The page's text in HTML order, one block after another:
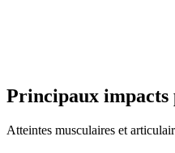
Principaux impacts
Atteintes musculaires et